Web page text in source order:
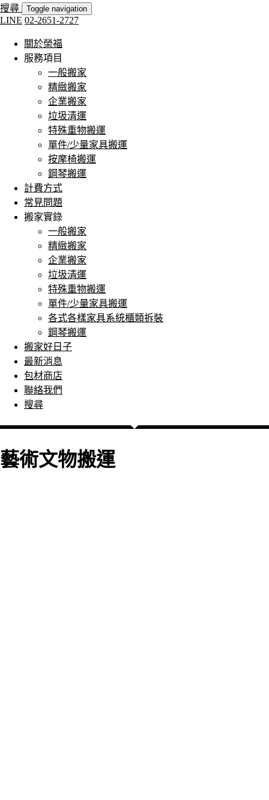
搜尋 Toggle navigation
LINE 02-2651-2727
關於榮福
服務項目
一般搬家
精緻搬家
企業搬家
垃圾清運
特殊重物搬運
單件/少量家具搬運
按摩椅搬運
鋼琴搬運
計費方式
常見問題
搬家實錄
一般搬家
精緻搬家
企業搬家
垃圾清運
特殊重物搬運
單件/少量家具搬運
各式各樣家具系統櫃類拆裝
鋼琴搬運
搬家好日子
最新消息
包材商店
聯絡我們
搜尋
藝術文物搬運